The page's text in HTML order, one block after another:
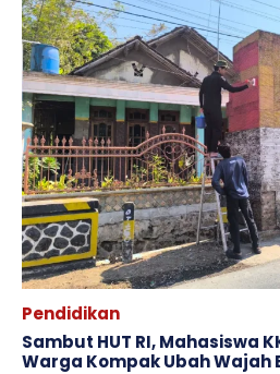
Pendidikan
Sambut HUT RI, Mahasiswa
Warga Kompak Ubah Wajah